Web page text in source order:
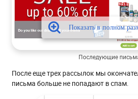
Последующие
После еще трех рассылок мы
письма больше не попадают в спам.